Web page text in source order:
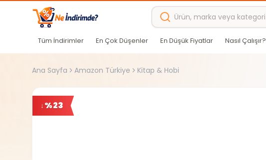
Ana içeriğe atla
Tüm İndirimler En Çok Düşenler En Düşük Fiyatlar Nasıl Çalışır?
Ana Sayfa Amazon Türkiye Kitap & Hobi
%23